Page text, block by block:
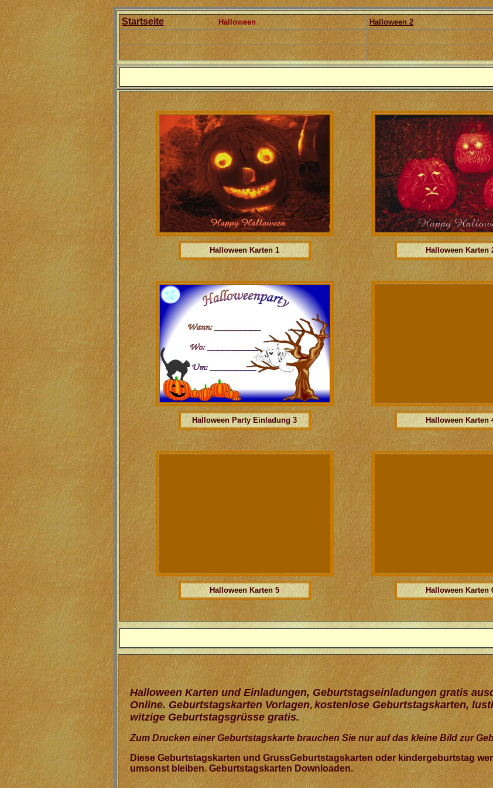
Startseite Halloween Halloween 2
Halloween Karten 1 Halloween Karten
Halloween Party Einladung 3 Halloween Karten
Halloween Karten 5 Halloween Karten
Halloween Karten und Einladungen, Geburtstagseinladungen gratis
Online. Geburtstagskarten Vorlagen,kostenlose Geburtstagskarten,
witzige Geburtstagsgrüsse gratis.
Zum Drucken einer Geburtstagskarte brauchen Sie nur auf das kleine Bild zur
Diese Geburtstagskarten und GrussGeburtstagskarten oder kindergeburtstag
umsonst bleiben. Geburtstagskarten Downloaden.